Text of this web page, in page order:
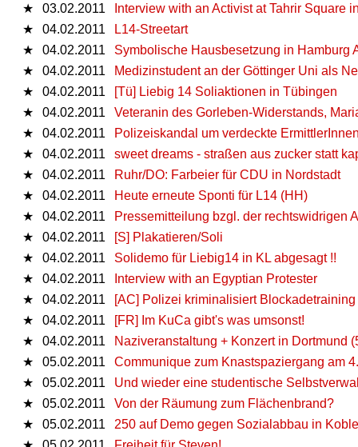
★
03.02.2011
Interview with an Activist at Tahrir Square
★
04.02.2011
L14-Streetart
★
04.02.2011
Symbolische Hausbesetzung in Hamburg
★
04.02.2011
Medizinstudent an der Göttinger Uni als
★
04.02.2011
[Tü] Liebig 14 Soliaktionen in Tübingen
★
04.02.2011
Veteranin des Gorleben-Widerstands,
★
04.02.2011
Polizeiskandal um verdeckte
★
04.02.2011
sweet dreams - straßen aus zucker statt
★
04.02.2011
Ruhr/DO: Farbeier für CDU in Nordstadt
★
04.02.2011
Heute erneute Sponti für L14 (HH)
★
04.02.2011
Pressemitteilung bzgl. der rechtswidrigen
★
04.02.2011
[S] Plakatieren/Soli
★
04.02.2011
Solidemo für Liebig14 in KL abgesagt !!
★
04.02.2011
Interview with an Egyptian Protester
★
04.02.2011
[AC] Polizei kriminalisiert Blockadetraining
★
04.02.2011
[FR] Im KuCa gibt's was umsonst!
★
04.02.2011
Naziveranstaltung + Konzert in Dortmund
★
05.02.2011
Communique zum Knastspaziergang am
★
05.02.2011
Und wieder eine studentische
★
05.02.2011
Von der Räumung zum Flächenbrand?
★
05.02.2011
250 auf Demo gegen Sozialabbau in